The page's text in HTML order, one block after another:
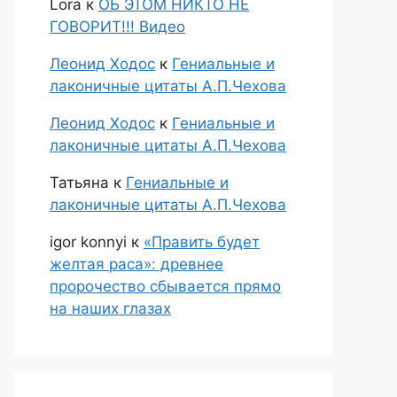
Lora к ОБ ЭТОМ НИКТО НЕ
ГОВОРИТ!!! Видео
Леонид Ходос к Гениальные и
лаконичные цитаты А.П.Чехова
Леонид Ходос к Гениальные и
лаконичные цитаты А.П.Чехова
Татьяна к Гениальные и
лаконичные цитаты А.П.Чехова
igor konnyi к «Править будет
желтая раса»: древнее
пророчество сбывается прямо
на наших глазах